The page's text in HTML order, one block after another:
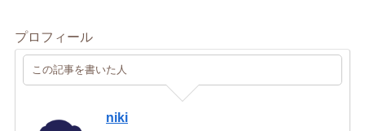
プロフィール
この記事を書いた人
niki